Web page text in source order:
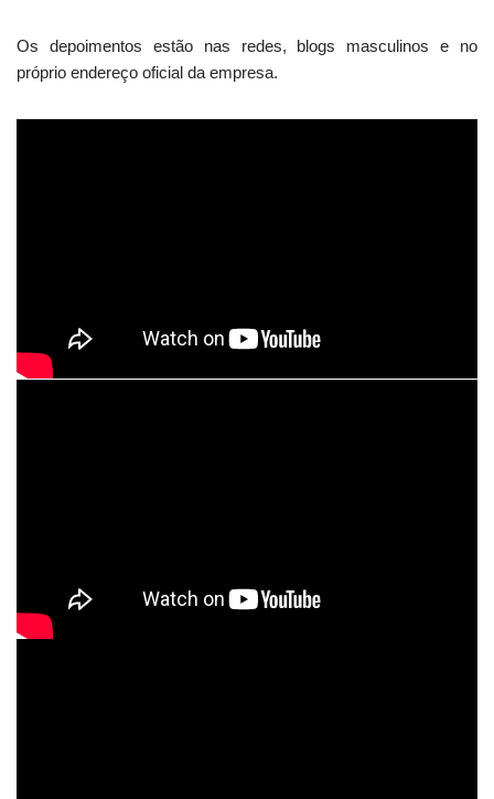
Os depoimentos estão nas redes, blogs masculinos e no
próprio endereço oficial da empresa.